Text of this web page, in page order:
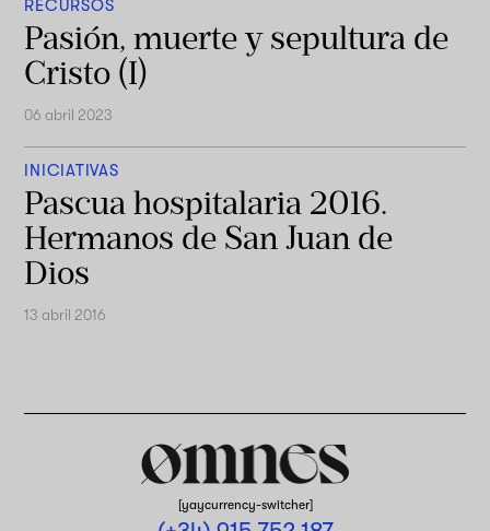
RECURSOS
Pasión, muerte y sepultura de
Cristo (I)
06 abril 2023
INICIATIVAS
Pascua hospitalaria 2016.
Hermanos de San Juan de
Dios
13 abril 2016
[yaycurrency-switcher]